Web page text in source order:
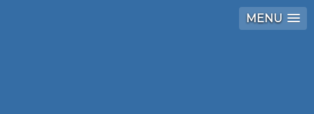
MENU